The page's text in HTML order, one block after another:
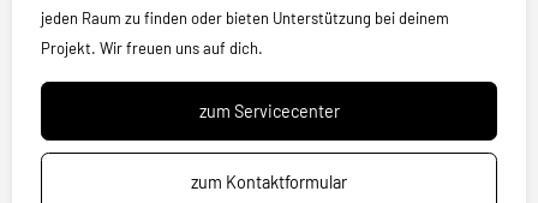
jeden Raum zu finden oder bieten Unterstützung bei deinem
Projekt. Wir freuen uns auf dich.
zum Servicecenter
zum Kontaktformular